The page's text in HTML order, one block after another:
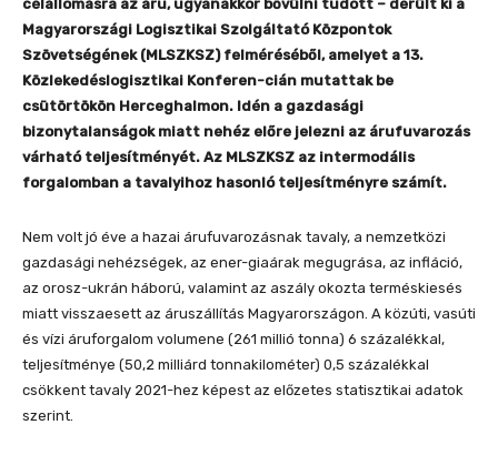
célállomásra az áru, ugyanakkor bővülni tudott – derült ki a
Magyarországi Logisztikai Szolgáltató Központok
Szövetségének (MLSZKSZ) felméréséből, amelyet a 13.
Közlekedéslogisztikai Konferen-cián mutattak be
csütörtökön Herceghalmon. Idén a gazdasági
bizonytalanságok miatt nehéz előre jelezni az árufuvarozás
várható teljesítményét. Az MLSZKSZ az intermodális
forgalomban a tavalyihoz hasonló teljesítményre számít.
Nem volt jó éve a hazai árufuvarozásnak tavaly, a nemzetközi
gazdasági nehézségek, az ener-giaárak megugrása, az infláció,
az orosz-ukrán háború, valamint az aszály okozta terméskiesés
miatt visszaesett az áruszállítás Magyarországon. A közúti, vasúti
és vízi áruforgalom volumene (261 millió tonna) 6 százalékkal,
teljesítménye (50,2 milliárd tonnakilométer) 0,5 százalékkal
csökkent tavaly 2021-hez képest az előzetes statisztikai adatok
szerint.